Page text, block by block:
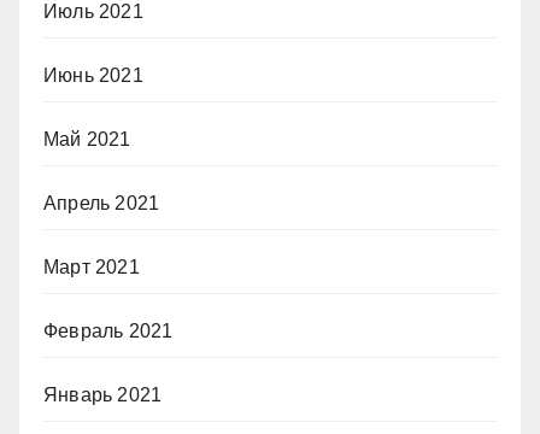
Июль 2021
Июнь 2021
Май 2021
Апрель 2021
Март 2021
Февраль 2021
Январь 2021